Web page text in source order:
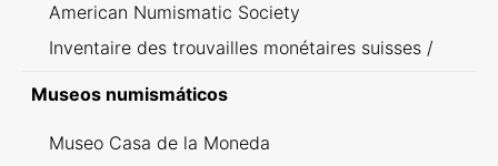
American Numismatic Society
Inventaire des trouvailles monétaires suisses /
Museos numismáticos
Museo Casa de la Moneda